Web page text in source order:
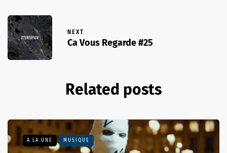
NEXT
Ca Vous Regarde #25
Related posts
A LA UNE MUSIQUE